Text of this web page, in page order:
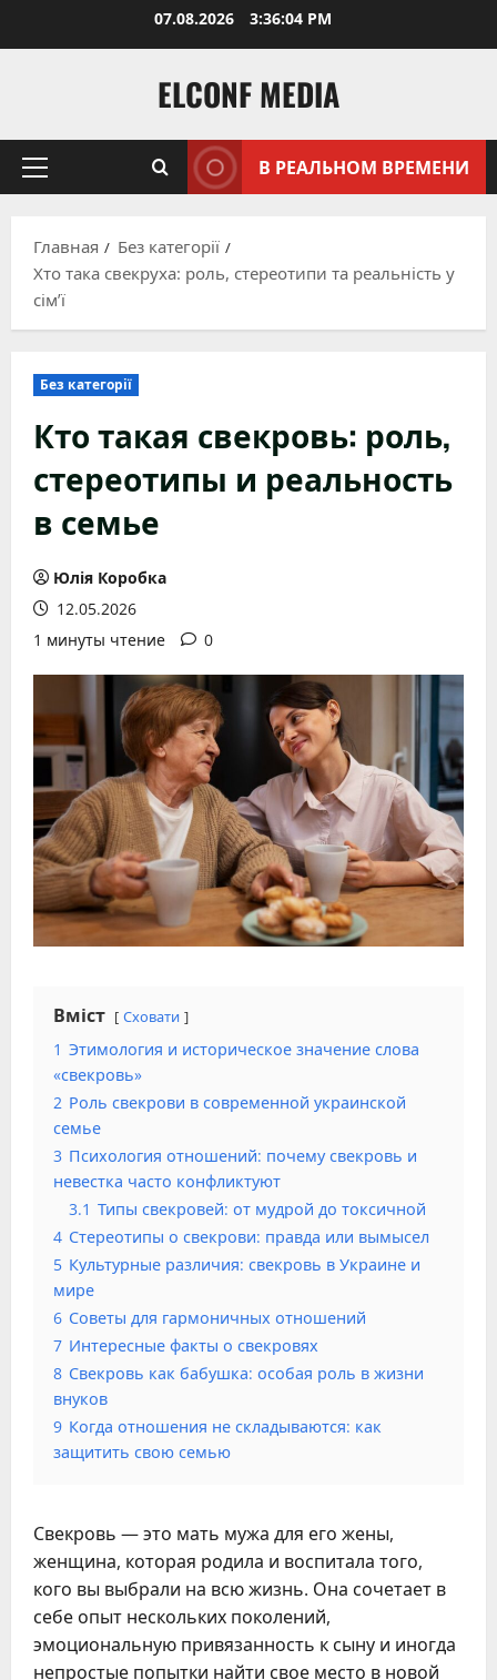
07.08.2026 3:36:06 PM
ELCONF MEDIA
Основное
В РЕАЛЬНОМ ВРЕМЕНИ
Главная
Без категорії
Хто така свекруха: роль, стереотипи та реальність у
сім’ї
Без категорії
Кто такая свекровь: роль,
стереотипы и реальность
в семье
Юлія Коробка
12.05.2026
1 минуты чтение
0
Вміст Сховати
1 Этимология и историческое значение слова
«свекровь»
2 Роль свекрови в современной украинской
семье
3 Психология отношений: почему свекровь и
невестка часто конфликтуют
3.1 Типы свекровей: от мудрой до токсичной
4 Стереотипы о свекрови: правда или вымысел
5 Культурные различия: свекровь в Украине и
мире
6 Советы для гармоничных отношений
7 Интересные факты о свекровях
8 Свекровь как бабушка: особая роль в жизни
внуков
9 Когда отношения не складываются: как
защитить свою семью
Свекровь — это мать мужа для его жены,
женщина, которая родила и воспитала того,
кого вы выбрали на всю жизнь. Она сочетает в
себе опыт нескольких поколений,
эмоциональную привязанность к сыну и иногда
непростые попытки найти свое место в новой